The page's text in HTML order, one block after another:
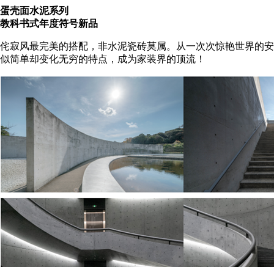
蛋壳面水泥系列
教科书式年度符号新品
侘寂风最完美的搭配，非水泥瓷砖莫属。从一次次惊艳世界的
似简单却变化无穷的特点，成为家装界的顶流！